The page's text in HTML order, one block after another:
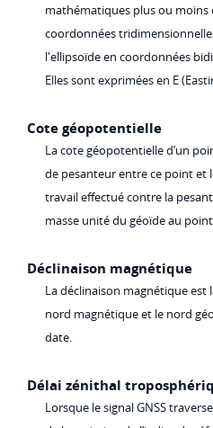
mathématiques plus ou
coordonnées
l'ellipsoïde en coordonnées
Elles sont exprimées en E
Cote géopotentielle
La cote géopotentielle d’un
de pesanteur entre ce point et
travail effectué contre la
masse unité du géoïde au
Déclinaison magnétique
La déclinaison magnétique est
nord magnétique et le nord
date.
Délai zénithal
Lorsque le signal GNSS